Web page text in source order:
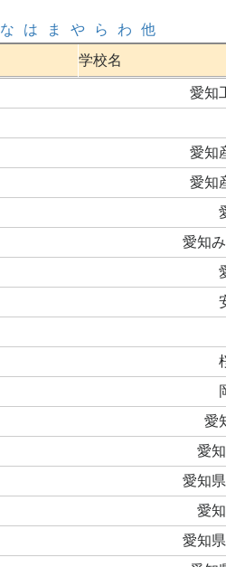
な は ま や ら わ
他
学校名
愛知
愛知
愛知
愛知
愛
愛
愛知
愛
愛知